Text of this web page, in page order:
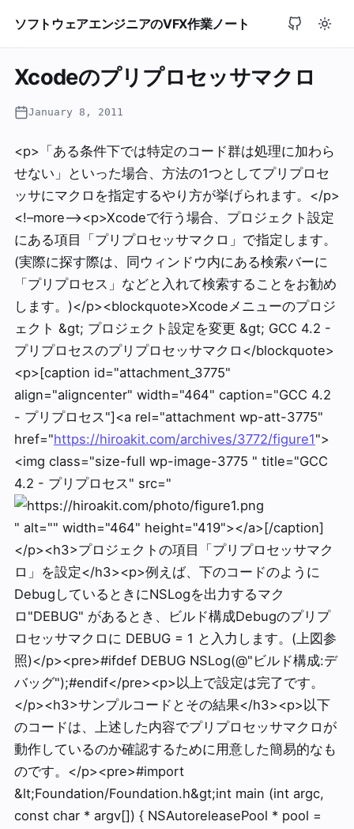
ソフトウェアエンジニアのVFX作業ノート
Xcodeのプリプロセッサマクロ
January 8, 2011
<p>「ある条件下では特定のコード群は処理に加わら
せない」といった場合、方法の1つとしてプリプロセ
ッサにマクロを指定するやり方が挙げられます。</p>
<!–more–><p>Xcodeで行う場合、プロジェクト設定
にある項目「プリプロセッサマクロ」で指定します。
(実際に探す際は、同ウィンドウ内にある検索バーに
「プリプロセス」などと入れて検索することをお勧め
します。)</p><blockquote>Xcodeメニューのプロジ
ェクト &gt; プロジェクト設定を変更 &gt; GCC 4.2 -
プリプロセスのプリプロセッサマクロ</blockquote>
<p>[caption id="attachment_3775"
align="aligncenter" width="464" caption="GCC 4.2
- プリプロセス"]<a rel="attachment wp-att-3775"
href="https://hiroakit.com/archives/3772/figure1">
<img class="size-full wp-image-3775 " title="GCC
4.2 - プリプロセス" src="
" alt="" width="464" height="419"></a>[/caption]
</p><h3>プロジェクトの項目「プリプロセッサマク
ロ」を設定</h3><p>例えば、下のコードのように
DebugしているときにNSLogを出力するマク
ロ"DEBUG" があるとき、ビルド構成Debugのプリプ
ロセッサマクロに DEBUG = 1 と入力します。(上図参
照)</p><pre>#ifdef DEBUG NSLog(@"ビルド構成:デ
バッグ");#endif</pre><p>以上で設定は完了です。
</p><h3>サンプルコードとその結果</h3><p>以下
のコードは、上述した内容でプリプロセッサマクロが
動作しているのか確認するために用意した簡易的なも
のです。</p><pre>#import
&lt;Foundation/Foundation.h&gt;int main (int argc,
const char * argv[]) { NSAutoreleasePool * pool =